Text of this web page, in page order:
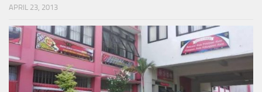
APRIL 23, 2013